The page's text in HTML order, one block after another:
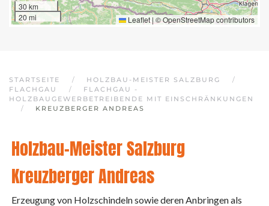
30 km
20 mi
Leaflet | ©OpenStreetMapcontributors
STARTSEITE
HOLZBAU-MEISTER SALZBURG
FLACHGAU
FLACHGAU -
HOLZBAUGEWERBETREIBENDE MIT EINSCHRÄNKUNGEN
KREUZBERGER ANDREAS
Holzbau-Meister Salzburg
Kreuzberger Andreas
Erzeugung von Holzschindeln sowie deren Anbringen als